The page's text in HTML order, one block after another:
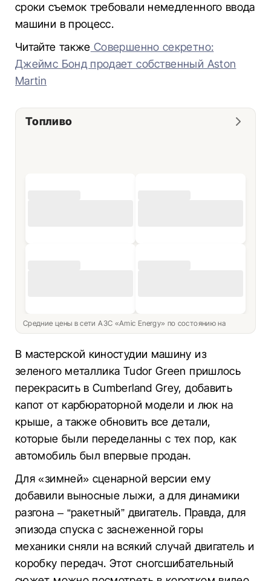
сроки съемок требовали немедленного ввода
машини в процесс.
Читайте также Совершенно секретно:
Джеймс Бонд продает собственный Aston
Martin
Топливо
Средние цены в сети АЗС «Amic Energy» по состоянию на
В мастерской киностудии машину из
зеленого металлика Tudor Green пришлось
перекрасить в Cumberland Grey, добавить
капот от карбюраторной модели и люк на
крыше, а также обновить все детали,
которые были переделанны с тех пор, как
автомобиль был впервые продан.
Для «зимней» сценарной версии ему
добавили выносные лыжи, а для динамики
разгона – “ракетный” двигатель. Правда, для
эпизода спуска с заснеженной горы
механики сняли на всякий случай двигатель и
коробку передач. Этот сногсшибательный